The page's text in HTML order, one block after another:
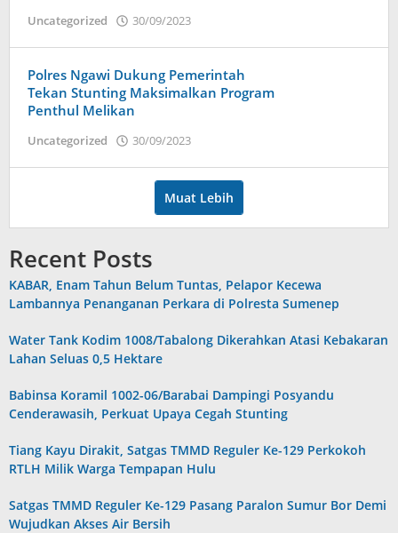
Uncategorized 30/09/2023
Polres Ngawi Dukung Pemerintah
Tekan Stunting Maksimalkan Program
Penthul Melikan
Uncategorized 30/09/2023
Muat Lebih
Recent Posts
KABAR, Enam Tahun Belum Tuntas, Pelapor Kecewa
Lambannya Penanganan Perkara di Polresta Sumenep
Water Tank Kodim 1008/Tabalong Dikerahkan Atasi Kebakaran
Lahan Seluas 0,5 Hektare
Babinsa Koramil 1002-06/Barabai Dampingi Posyandu
Cenderawasih, Perkuat Upaya Cegah Stunting
Tiang Kayu Dirakit, Satgas TMMD Reguler Ke-129 Perkokoh
RTLH Milik Warga Tempapan Hulu
Satgas TMMD Reguler Ke-129 Pasang Paralon Sumur Bor Demi
Wujudkan Akses Air Bersih